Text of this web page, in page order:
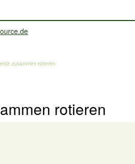
zusammen rotieren
rotieren